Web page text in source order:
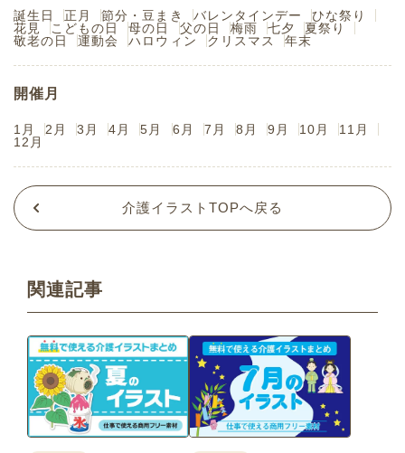
誕生日 正月 節分・豆まき バレンタインデー
ひな祭り
花見
こどもの日 母の日 父の日 梅雨 七夕
夏祭り
敬老の日
運動会 ハロウィン クリスマス 年末
開催月
1月 2月 3月 4月 5月 6月 7月 8月 9月 10月
11月
12月
介護イラストTOPへ戻る
関連記事